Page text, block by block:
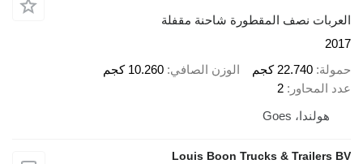
نصف المقطورة شاحنة مقفلة
كجم الوزن الصافي 10.260 كجم
2
Louis Boon Trucks &